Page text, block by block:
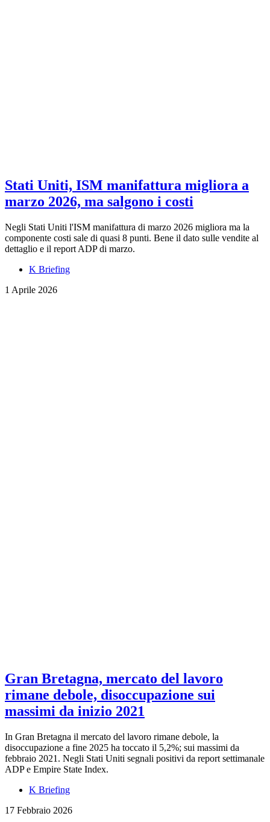
Stati Uniti, ISM manifattura migliora a
marzo 2026, ma salgono i costi
Negli Stati Uniti l'ISM manifattura di marzo 2026 migliora ma la
componente costi sale di quasi 8 punti. Bene il dato sulle vendite al
dettaglio e il report ADP di marzo.
K Briefing
1 Aprile 2026
Gran Bretagna, mercato del lavoro
rimane debole, disoccupazione sui
massimi da inizio 2021
In Gran Bretagna il mercato del lavoro rimane debole, la
disoccupazione a fine 2025 ha toccato il 5,2%; sui massimi da
febbraio 2021. Negli Stati Uniti segnali positivi da report settimanale
ADP e Empire State Index.
K Briefing
17 Febbraio 2026